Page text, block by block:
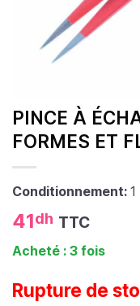
PINCE À
FORMES ET
Conditionnement: 1
41dh TTC
Acheté : 3 fois
Rupture de